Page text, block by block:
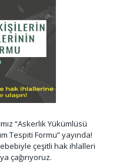
“Askerlik Yükümlüsü
Tespiti Formu” yayında!
çeşitli hak ihlalleri
çağırıyoruz.